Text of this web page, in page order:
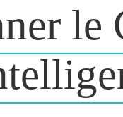
le